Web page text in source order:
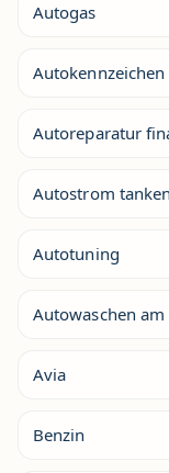
Autogas
Autokennzeichen
Autoreparatur
Autostrom tanken
Autotuning
Autowaschen am
Avia
Benzin